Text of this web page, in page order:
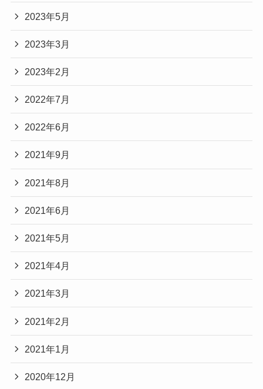
2023年5月
2023年3月
2023年2月
2022年7月
2022年6月
2021年9月
2021年8月
2021年6月
2021年5月
2021年4月
2021年3月
2021年2月
2021年1月
2020年12月